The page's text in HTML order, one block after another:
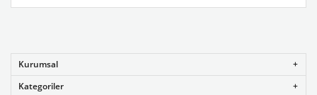
Kurumsal
Kategoriler